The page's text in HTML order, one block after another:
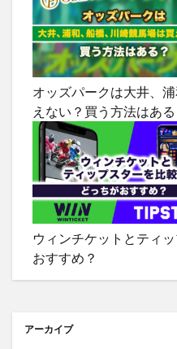
オッズパークは大井、
えない？買う方法はある
ウィンチケットとティ
おすすめ？
アーカイブ